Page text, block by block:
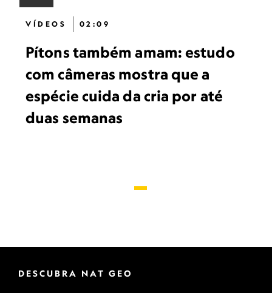
VÍDEOS 02:09
Pítons também amam: estudo
com câmeras mostra que a
espécie cuida da cria por até
duas semanas
DESCUBRA NAT GEO